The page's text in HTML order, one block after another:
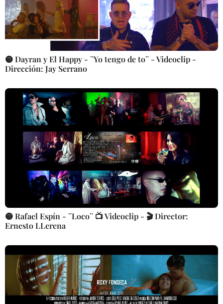
🟡 Dayran y El Happy - ¨Yo tengo de to¨ - Videoclip -
Dirección: Jay Serrano
🟡 Rafael Espín - ¨Loco¨ 📺 Videoclip - 🎬 Director:
Ernesto LLerena